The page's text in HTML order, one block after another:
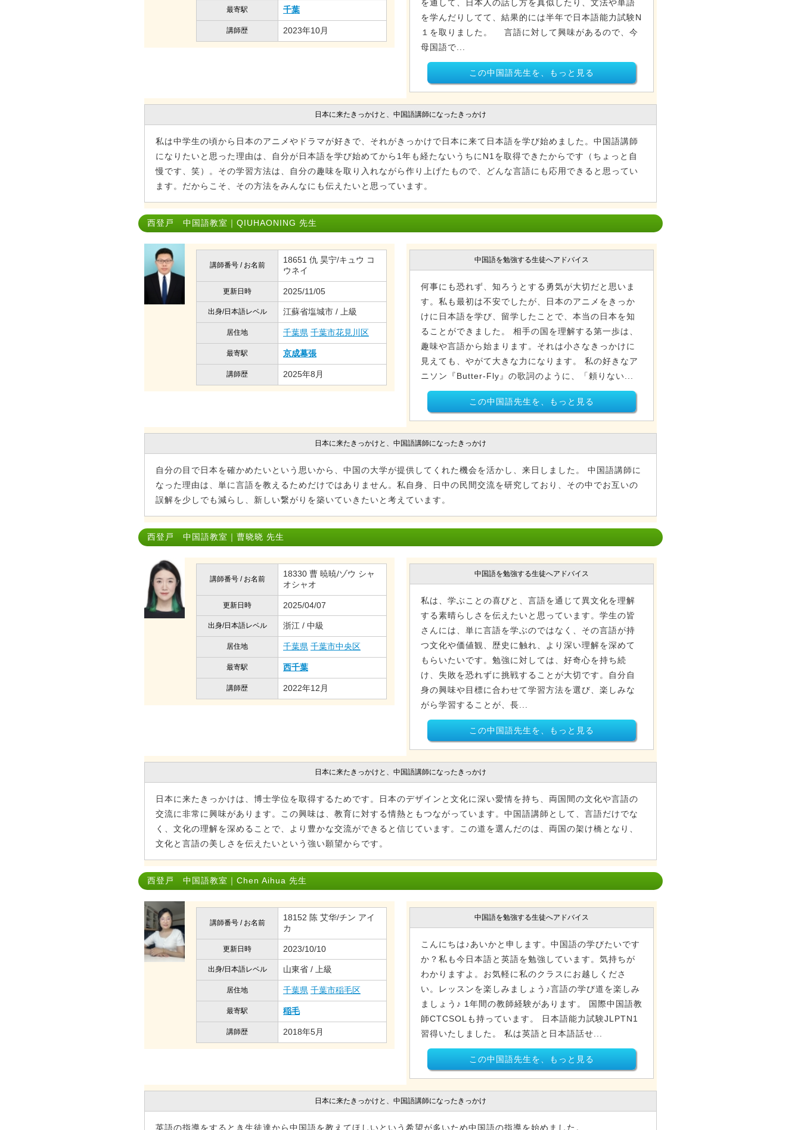
最寄駅 千葉
講師歴 2023年10月
を通して、日本人の話し方を真似したり、文法や単語
を学んだりしてて、結果的には半年で日本語能力試験N
１を取りました。 言語に対して興味があるので、今
母国語で...
この中国語先生を、もっと見る
日本に来たきっかけと、中国語講師になったきっかけ
私は中学生の頃から日本のアニメやドラマが好きで、それがきっかけで日本に来て日本語を学び始めました。中国語講師
になりたいと思った理由は、自分が日本語を学び始めてから1年も経たないうちにN1を取得できたからです（ちょっと自
慢です、笑）。その学習方法は、自分の趣味を取り入れながら作り上げたもので、どんな言語にも応用できると思ってい
ます。だからこそ、その方法をみんなにも伝えたいと思っています。
西登戸 中国語教室｜QIUHAONING 先生
講師番号 / お名前
18651 仇 昊宁/キュウ コ
ウネイ
更新日時 2025/11/05
出身/日本語レベル 江蘇省塩城市 / 上級
居住地 千葉県 千葉市花見川区
最寄駅 京成幕張
講師歴 2025年8月
中国語を勉強する生徒へアドバイス
何事にも恐れず、知ろうとする勇気が大切だと思いま
す。私も最初は不安でしたが、日本のアニメをきっか
けに日本語を学び、留学したことで、本当の日本を知
ることができました。 相手の国を理解する第一歩は、
趣味や言語から始まります。それは小さなきっかけに
見えても、やがて大きな力になります。 私の好きなア
ニソン『Butter-Fly』の歌詞のように、「頼りない...
この中国語先生を、もっと見る
日本に来たきっかけと、中国語講師になったきっかけ
自分の目で日本を確かめたいという思いから、中国の大学が提供してくれた機会を活かし、来日しました。 中国語講師に
なった理由は、単に言語を教えるためだけではありません。私自身、日中の民間交流を研究しており、その中でお互いの
誤解を少しでも減らし、新しい繋がりを築いていきたいと考えています。
西登戸 中国語教室｜曹晓晓 先生
講師番号 / お名前
18330 曹 暁暁/ゾウ シャ
オシャオ
更新日時 2025/04/07
出身/日本語レベル 浙江 / 中級
居住地 千葉県 千葉市中央区
最寄駅 西千葉
講師歴 2022年12月
中国語を勉強する生徒へアドバイス
私は、学ぶことの喜びと、言語を通じて異文化を理解
する素晴らしさを伝えたいと思っています。学生の皆
さんには、単に言語を学ぶのではなく、その言語が持
つ文化や価値観、歴史に触れ、より深い理解を深めて
もらいたいです。勉強に対しては、好奇心を持ち続
け、失敗を恐れずに挑戦することが大切です。自分自
身の興味や目標に合わせて学習方法を選び、楽しみな
がら学習することが、長...
この中国語先生を、もっと見る
日本に来たきっかけと、中国語講師になったきっかけ
日本に来たきっかけは、博士学位を取得するためです。日本のデザインと文化に深い愛情を持ち、両国間の文化や言語の
交流に非常に興味があります。この興味は、教育に対する情熱ともつながっています。中国語講師として、言語だけでな
く、文化の理解を深めることで、より豊かな交流ができると信じています。この道を選んだのは、両国の架け橋となり、
文化と言語の美しさを伝えたいという強い願望からです。
西登戸 中国語教室｜Chen Aihua 先生
講師番号 / お名前
18152 陈 艾华/チン アイ
カ
更新日時 2023/10/10
出身/日本語レベル 山東省 / 上級
居住地 千葉県 千葉市稲毛区
最寄駅 稲毛
講師歴 2018年5月
中国語を勉強する生徒へアドバイス
こんにちは♪あいかと申します。中国語の学びたいです
か？私も今日本語と英語を勉強しています。気持ちが
わかりますよ。お気軽に私のクラスにお越しくださ
い。レッスンを楽しみましょう♪言語の学び道を楽しみ
ましょう♪ 1年間の教師経験があります。 国際中国語教
師CTCSOLも持っています。 日本語能力試験JLPTN1
習得いたしました。 私は英語と日本語話せ...
この中国語先生を、もっと見る
日本に来たきっかけと、中国語講師になったきっかけ
英語の指導をするとき生徒達から中国語を教えてほしいという希望が多いため中国語の指導を始めました。